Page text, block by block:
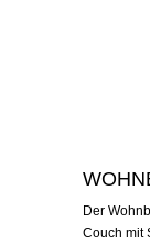
Der
Couch mit